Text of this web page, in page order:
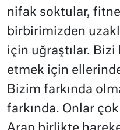
nifak soktular,
birbirimizden
için uğraştılar.
etmek için
Bizim farkında
farkında. Onlar